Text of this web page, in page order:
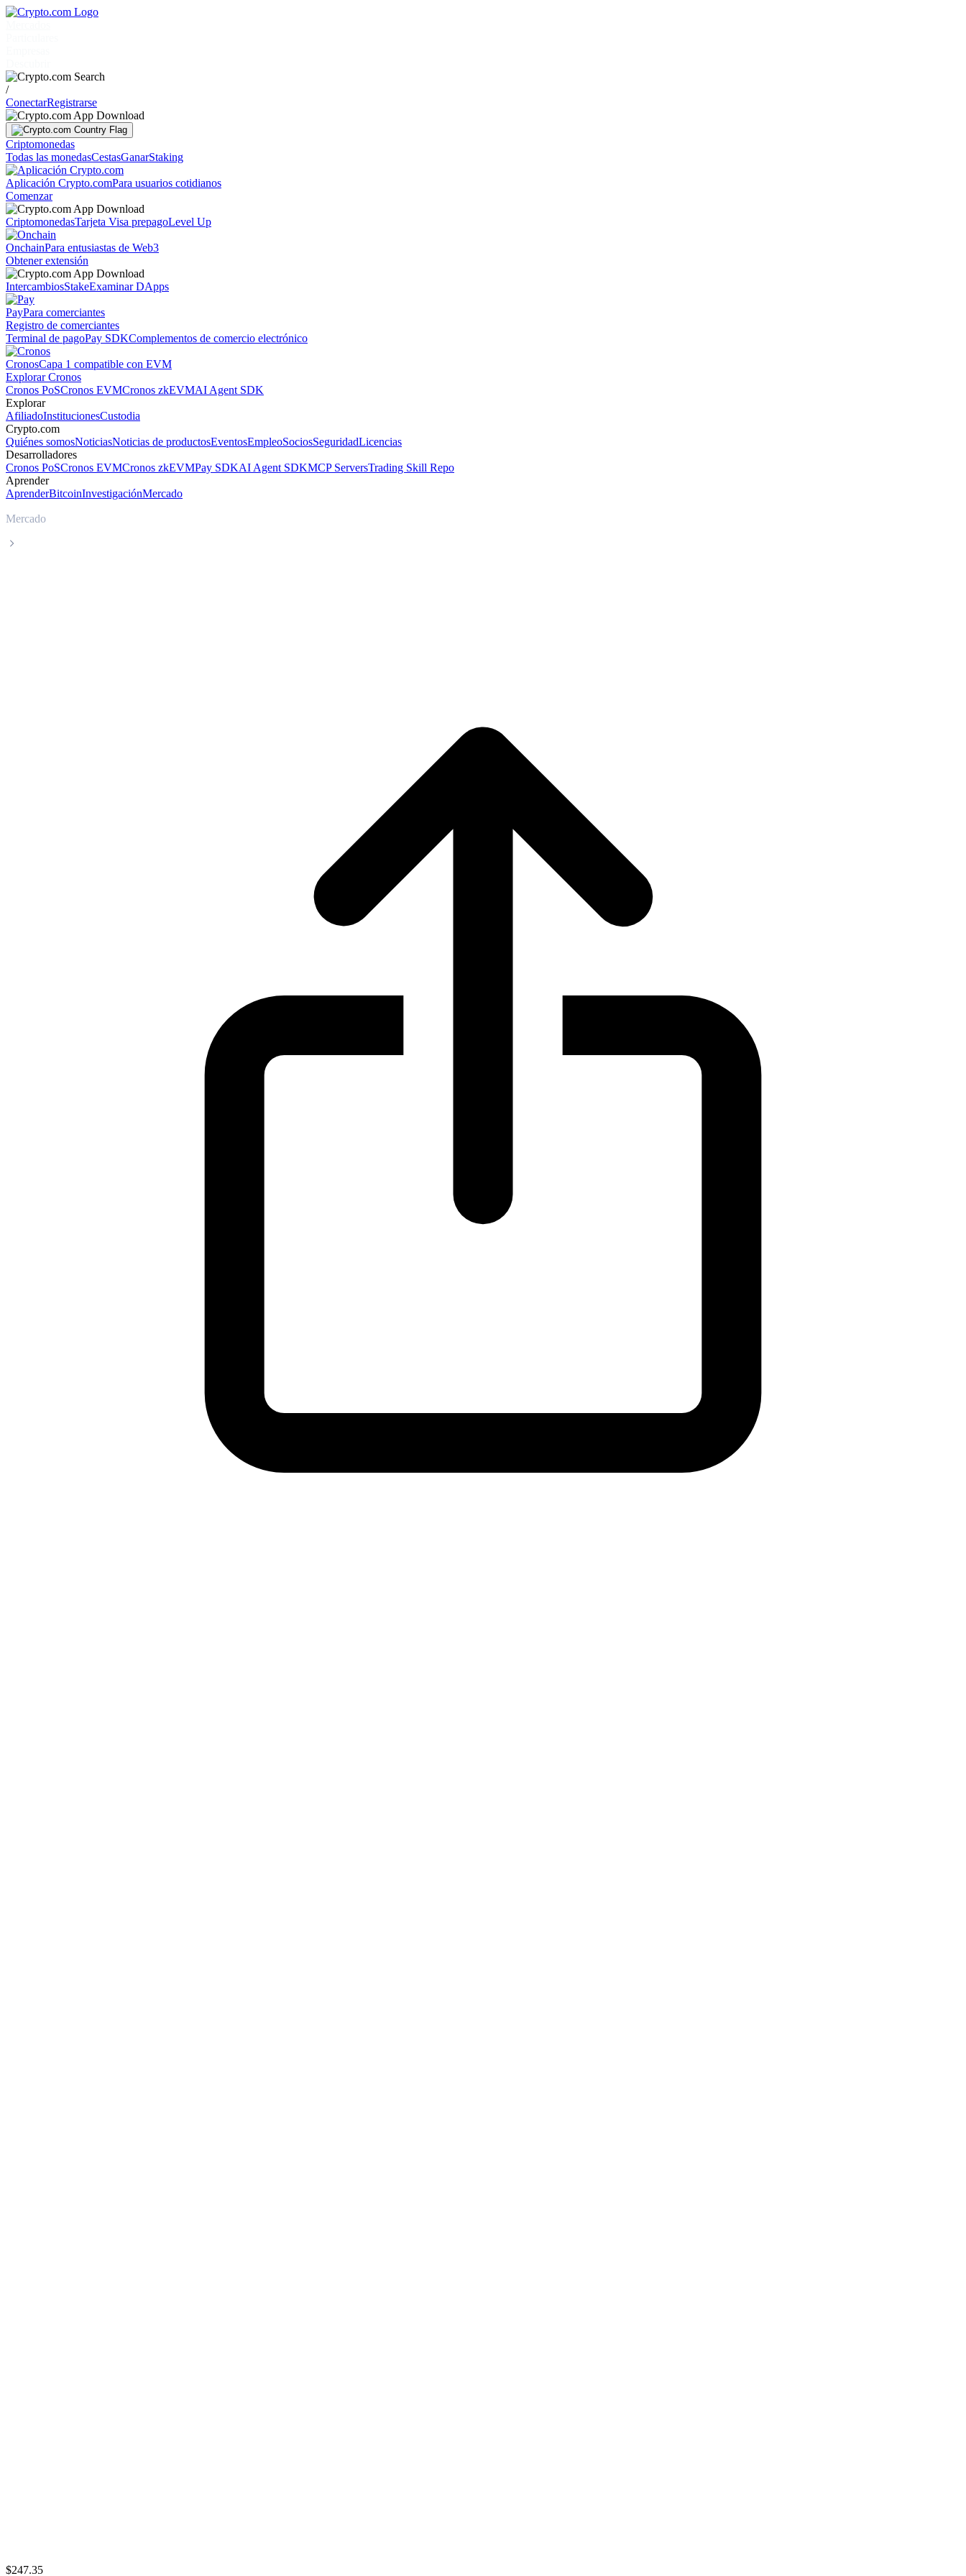
/
ConectarRegistrarse
Criptomonedas
Todas las monedasCestasGanarStaking
Aplicación Crypto.comPara usuarios cotidianos
Comenzar
CriptomonedasTarjeta Visa prepagoLevel Up
OnchainPara entusiastas de Web3
Obtener extensión
IntercambiosStakeExaminar DApps
PayPara comerciantes
Registro de comerciantes
Terminal de pagoPay SDKComplementos de comercio electrónico
CronosCapa 1 compatible con EVM
Explorar Cronos
Cronos PoSCronos EVMCronos zkEVMAI Agent SDK
Explorar
AfiliadoInstitucionesCustodia
Crypto.com
Quiénes somosNoticiasNoticias de productosEventosEmpleoSociosSeguridadLicencias
Desarrolladores
Cronos PoSCronos EVMCronos zkEVMPay SDKAI Agent SDKMCP ServersTrading Skill Repo
Aprender
AprenderBitcoinInvestigaciónMercado
Mercado
$247.35